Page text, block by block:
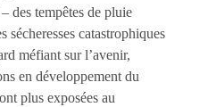
des tempêtes de pluie
sécheresses catastrophiques
méfiant sur l’avenir,
en développement du
plus exposées au